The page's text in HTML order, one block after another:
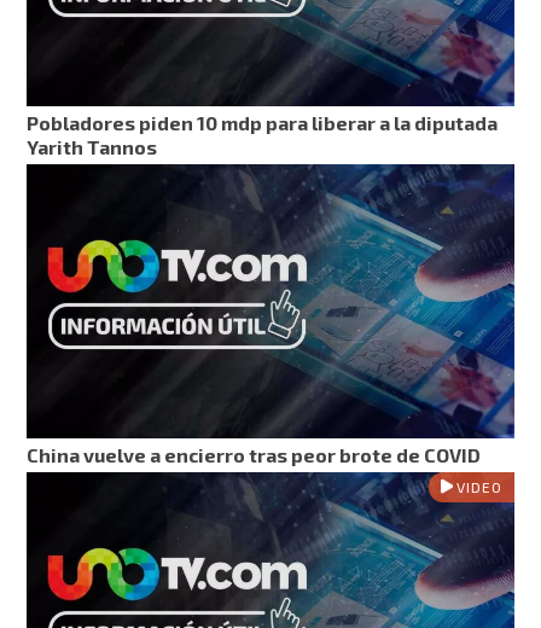
Pobladores piden 10 mdp para liberar a la diputada
Yarith Tannos
China vuelve a encierro tras peor brote de COVID
VIDEO